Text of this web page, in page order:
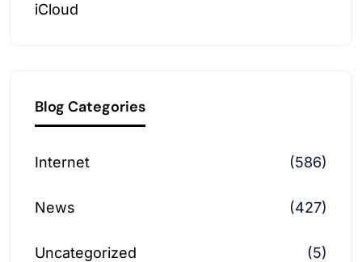
iCloud
Blog Categories
Internet (586)
News (427)
Uncategorized (5)